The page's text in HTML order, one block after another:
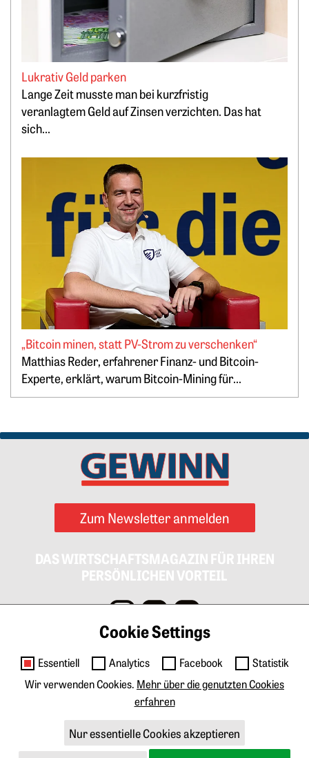
Springe zum Ende des Werbebanners
Lukrativ Geld parken
Lange Zeit musste man bei kurzfristig
veranlagtem Geld auf Zinsen verzichten. Das hat
sich...
„Bitcoin minen, statt PV-Strom zu verschenken“
Matthias Reder, erfahrener Finanz- und Bitcoin-
Experte, erklärt, warum Bitcoin-Mining für...
Weiterlesen: „Bitcoin minen, statt PV-Strom zu
Zum Newsletter anmelden
DAS WIRTSCHAFTSMAGAZIN FÜR IHREN
PERSÖNLICHEN VORTEIL
Impressum Datenschutz
Cookies
Kontakt
Anzeigen & Marketing
Tarife Digital
Mediadaten
Cookie Settings
Essentiell Analytics Facebook
Statistik
Wir verwenden Cookies. Mehr über die genutzten Cookies
erfahren
Nur essentielle Cookies akzeptieren